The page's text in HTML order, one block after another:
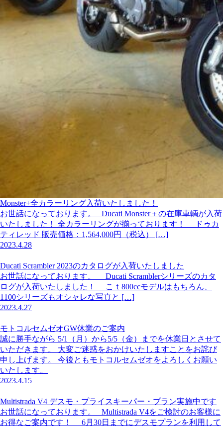
Monster+全カラーリング入荷いたしました！
お世話になっております。 Ducati Monster＋の在庫車輌が入荷
いたしました！ 全カラーリングが揃っております！ ドゥカ
ティレッド 販売価格：1,564,000円（税込） […]
2023.4.28
Ducati Scrambler 2023のカタログが入荷いたしました
お世話になっております。 Ducati Scramblerシリーズのカタ
ログが入荷いたしました！ こｔ800ccモデルはもちろん、
1100シリーズもオシャレな写真と […]
2023.4.27
モトコルセムゼオGW休業のご案内
誠に勝手ながら 5/1（月）から5/5（金）までを休業日とさせて
いただきます。 大変ご迷惑をおかけいたしますことをお詫び
申し上げます。 今後ともモトコルセムゼオをよろしくお願い
いたします。
2023.4.15
Multistrada V4 デスモ・プライスキーパー・プラン実施中です
お世話になっております。 Multistrada V4をご検討のお客様に
お得なご案内です！ 6月30日までにデスモプランを利用して